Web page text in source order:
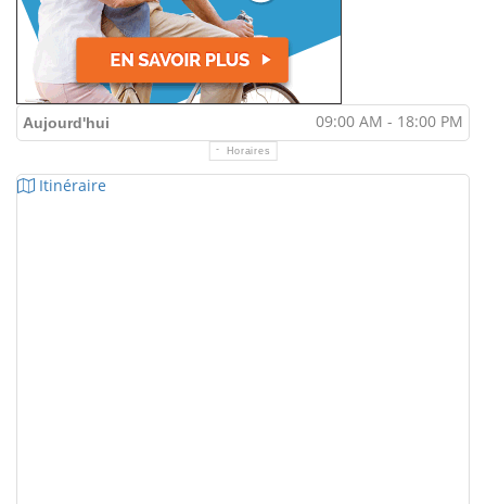
Aujourd'hui 09:00 AM - 18:00 PM
Horaires
Itinéraire